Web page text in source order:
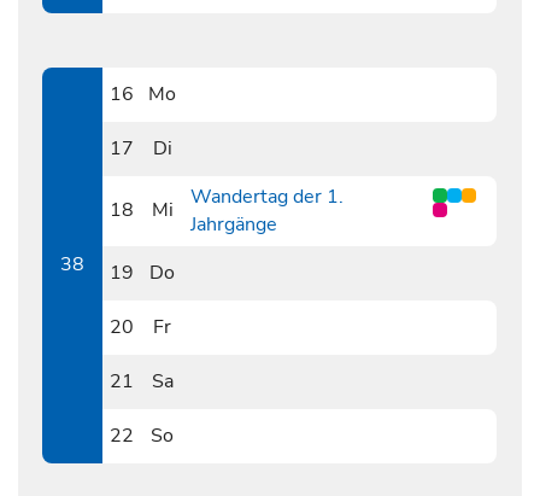
38
16
Mo
17
Di
18
Mi
Wandertag der 1.
Jahrgänge
19
Do
20
Fr
21
Sa
22
So